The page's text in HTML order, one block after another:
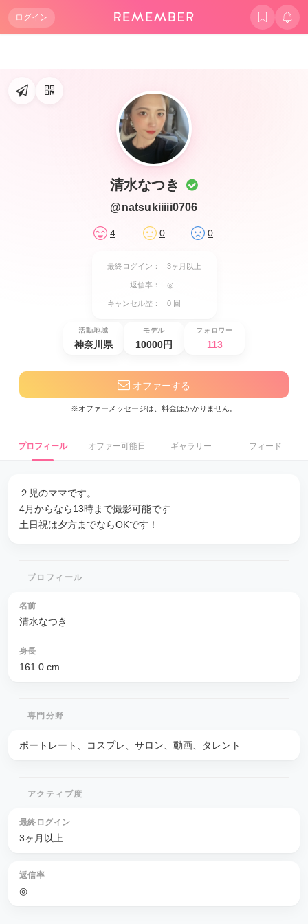
ログイン
清水なつき
@natsukiiiii0706
4 0 0
最終ログイン： 3ヶ月以上
返信率： ◎
キャンセル歴： 0 回
活動地域
神奈川県
モデル
10000円
フォロワー
113
オファーする
※オファーメッセージは、料金はかかりません。
プロフィール オファー可能日 ギャラリー フィード
２児のママです。
4月からなら13時まで撮影可能です
土日祝は夕方までならOKです！
プロフィール
名前
清水なつき
身長
161.0 cm
専門分野
ポートレート、コスプレ、サロン、動画、タレント
アクティブ度
最終ログイン
3ヶ月以上
返信率
◎